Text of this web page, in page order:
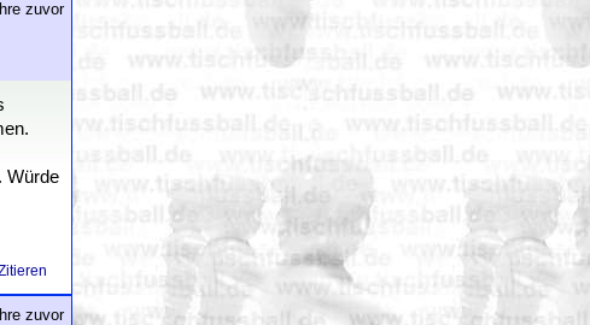
zuvor
Würde
zuvor